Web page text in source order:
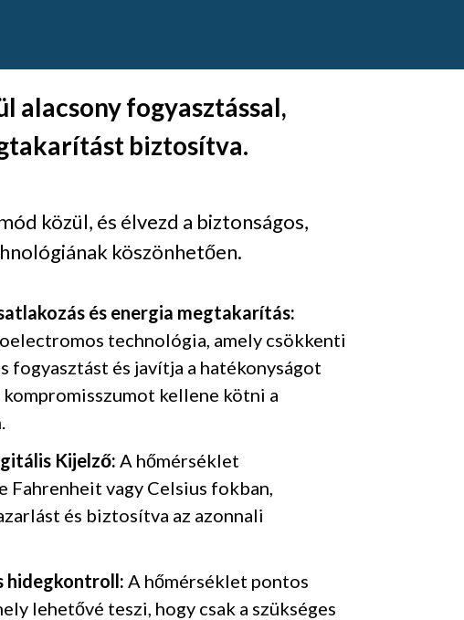
fogyasztással,
biztosítva.
közül, és élvezd a biztonságos,
köszönhetően.
és energia megtakarítás:
technológia, amely csökkenti
fogyasztást és javítja a hatékonyságot
kompromisszumot kellene kötni a
Kijelző: A hőmérséklet
Fahrenheit vagy Celsius fokban,
és biztosítva az azonnali
hidegkontroll: A hőmérséklet pontos
lehetővé teszi, hogy csak a szükséges